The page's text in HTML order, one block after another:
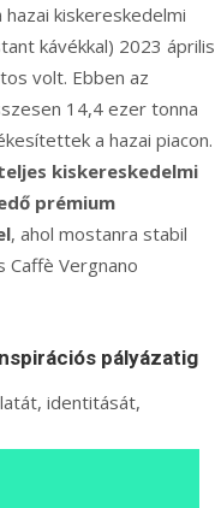
kiskereskedelmi
kávékkal) 2023 április
volt. Ebben az
14,4 ezer tonna
a hazai piacon.
kiskereskedelmi
prémium
, ahol mostanra stabil
Vergnano
pályázatig
identitását,